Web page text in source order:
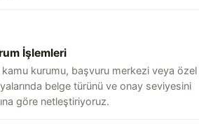
İşlemleri
kurumu, başvuru merkezi veya özel
belge türünü ve onay seviyesini
göre netleştiriyoruz.